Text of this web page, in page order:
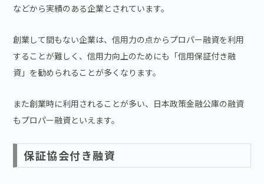
などから実績のある企業とされています。
創業して間もない企業は、信用力の点からプロパー融資を利用
することが難しく、信用力向上のためにも「信用保証付き融
資」を勧められることが多くなります。
また創業時に利用されることが多い、日本政策金融公庫の融資
もプロパー融資といえます。
保証協会付き融資